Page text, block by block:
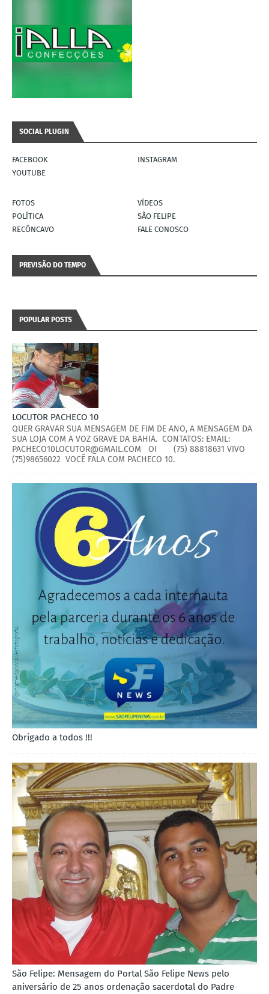
SOCIAL PLUGIN
FACEBOOK
INSTAGRAM
YOUTUBE
FOTOS
VÍDEOS
POLÍTICA
SÃO FELIPE
RECÔNCAVO
FALE CONOSCO
PREVISÃO DO TEMPO
POPULAR POSTS
LOCUTOR PACHECO 10
QUER GRAVAR SUA MENSAGEM DE FIM DE ANO, A MENSAGEM DA
SUA LOJA COM A VOZ GRAVE DA BAHIA. CONTATOS: EMAIL:
PACHECO10LOCUTOR@GMAIL.COM OI (75) 88818631 VIVO
(75)98656022 VOCÊ FALA COM PACHECO 10.
Obrigado a todos !!!
São Felipe: Mensagem do Portal São Felipe News pelo
aniversário de 25 anos ordenação sacerdotal do Padre